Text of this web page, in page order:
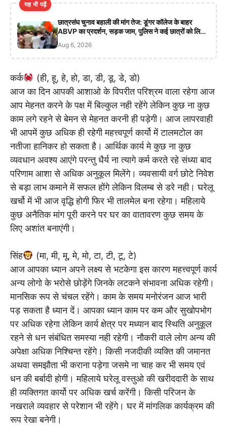
यह भी पढ़ें
छात्रसंघ चुनाव बहाली की मांग तेज: डूंगर कॉलेज के बाहर
ABVP का प्रदर्शन, सड़क जाम, पुलिस ने कई छात्रों को लिया
Aug 6, 2026
कर्क
(ही, हू, हे, हो, डा, डी, डू, डे, डो)
आज का दिन आपकी आशाओ के विपरीत परिश्रम वाला रहेगा आज
आप मेहनत करने के पक्ष में बिल्कुल नही रहेंगे लेकिन कुछ ना कुछ
काम लगे रहने से बेमन से मेहनत करनी ही पड़ेगी। आज लापरवाही
भी आपमें कुछ अधिक ही रहेगी महत्त्वपूर्ण कार्यो में टालमटोल का
नतीजा हानिकर हो सकता है। आर्थिक कार्य मे कुछ ना कुछ
व्यवधान अवश्य आएंगे परन्तु धैर्य ना त्यागे कर्म करते रहे संध्या बाद
परिणाम आशा से अधिक अनुकूल मिलेंगे। व्यवसायी वर्ग छोटे निवेश
से बड़ा लाभ कमाने में सफल होंगे लेकिन विलम्ब से डरे नही। घरेलू
खर्चो में भी आज वृद्धि होगी फिर भी तालमेल बना रहेगा। महिलाये
कुछ अनैतिक मांग पूरी करने पर घर का वातावरण कुछ समय के
लिए अशांत बनाएंगी।
सिंह
(मा, मी, मू, मे, मो, टा, टी, टू, टे)
आज आपका ध्यान अपने लक्ष्य से भटकेगा इस कारण महत्त्वपूर्ण कार्य
अन्य लोगो के भरोसे छोड़ेंगे जिनके लटकने संभावना अधिक रहेगी।
मानसिक रूप से चंचल रहेंगे। काम के समय मनोरंजन आज भारी
पड़ सकता है ध्यान दें। आपका ध्यान काम पर कम और सुखोपभोग
पर अधिक रहेगा लेकिन कार्य क्षेत्र पर मध्यान बाद स्थिति अनुकूल
रहने से धन संबंधित समस्या नही रहेगी। नौकरी वाले लोग अन्य की
अपेक्षा अधिक निश्चिन्त रहेंगे। किसी नजदीकी व्यक्ति की जमानत
अथवा समझौता भी कराना पड़ेगा जसमे ना चाह कर भी समय एवं
धन की बर्बादी होगी। महिलाये घरेलू वस्तुओ की खरीददारी के साथ
ही व्यक्तिगत कार्यो पर अधिक खर्च करेंगी। किसी परिजन के
नखराले व्यवहार से परेशान भी रहेंगे। घर में मांगलिक कार्यक्रम की
रूप रेखा बनेगी।